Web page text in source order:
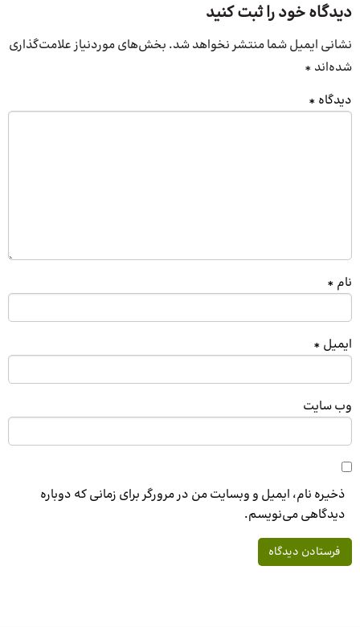
دیدگاه خود را ثبت کنید
نشانی ایمیل شما منتشر نخواهد شد. بخش‌های موردنیاز علامت‌گذاری
شده‌اند *
دیدگاه *
نام *
ایمیل *
وب‌ سایت
ذخیره نام، ایمیل و وبسایت من در مرورگر برای زمانی که دوباره
دیدگاهی می‌نویسم.